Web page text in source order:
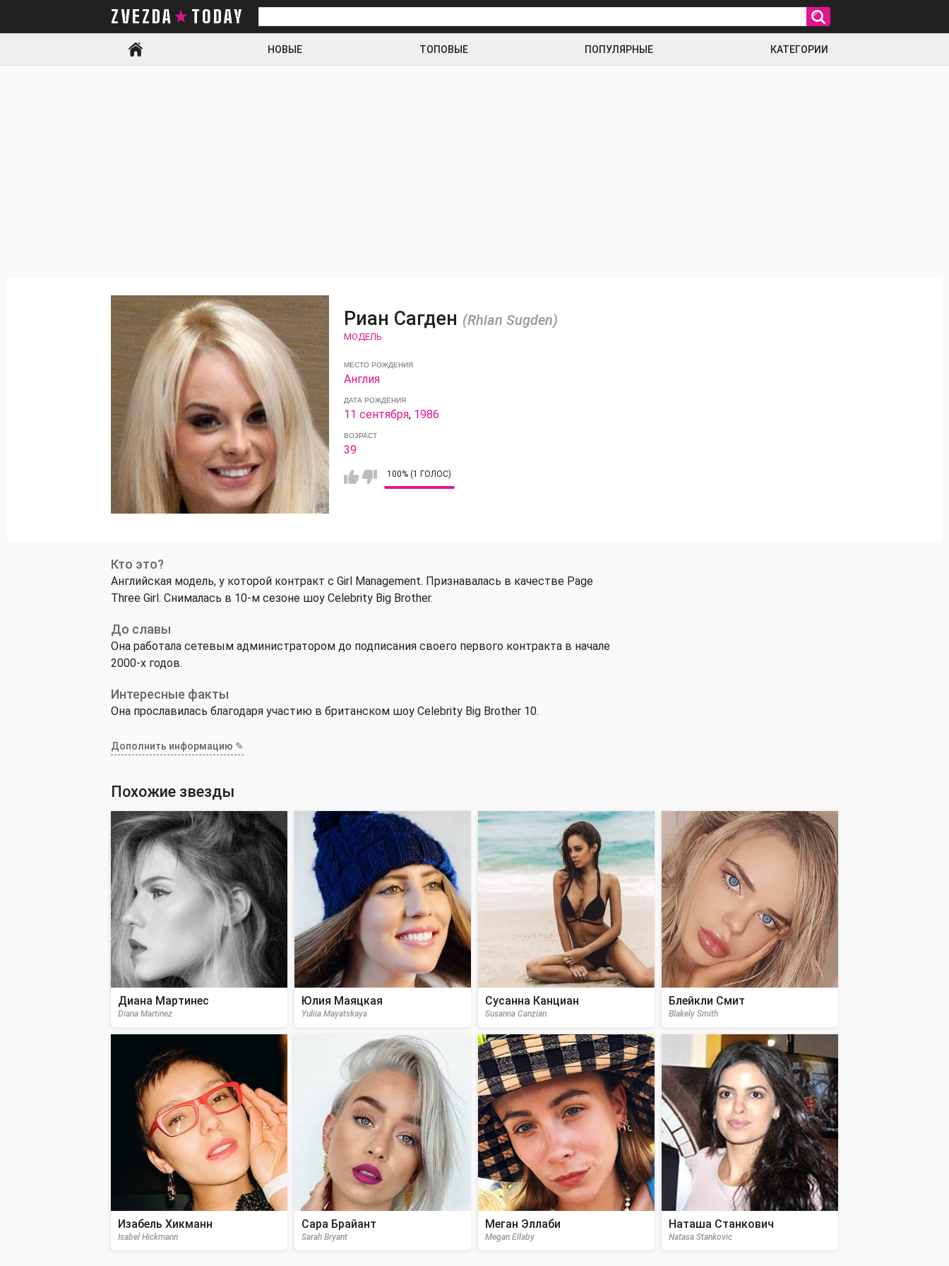
ZVEZDA TODAY
Искать
НОВЫЕ ТОПОВЫЕ ПОПУЛЯРНЫЕ КАТЕГОРИИ
Риан Сагден (Rhian Sugden)
МОДЕЛЬ
МЕСТО РОЖДЕНИЯ
Англия
ДАТА РОЖДЕНИЯ
11 сентября, 1986
ВОЗРАСТ
39
100% (1 ГОЛОС)
Кто это?
Английская модель, у которой контракт с Girl Management. Признавалась в качестве Page
Three Girl. Снималась в 10-м сезоне шоу Celebrity Big Brother.
До славы
Она работала сетевым администратором до подписания своего первого контракта в начале
2000-х годов.
Интересные факты
Она прославилась благодаря участию в британском шоу Celebrity Big Brother 10.
Дополнить информацию ✎
Похожие звезды
Диана Мартинес
Diana Martinez
Юлия Маяцкая
Yuliia Mayatskaya
Сусанна Канциан
Susanna Canzian
Блейкли Смит
Blakely Smith
Изабель Хикманн
Isabel Hickmann
Сара Брайант
Sarah Bryant
Меган Эллаби
Megan Ellaby
Наташа Станкович
Natasa Stankovic